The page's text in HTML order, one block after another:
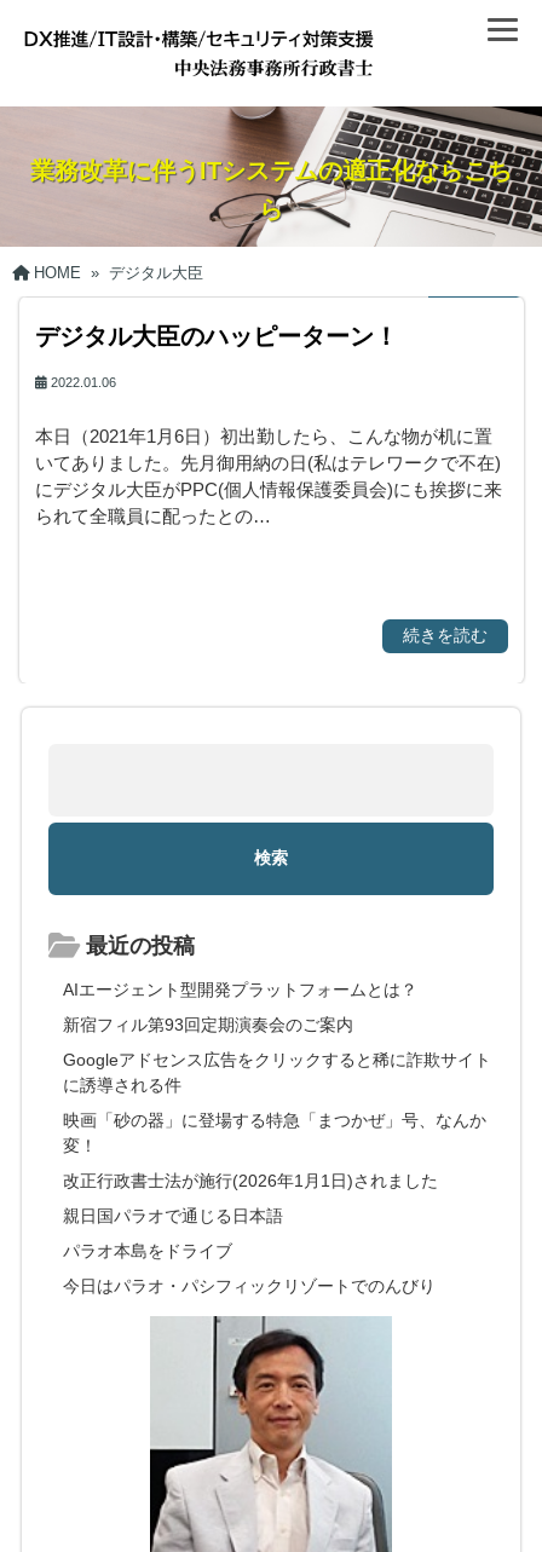
業務改革に伴うITシステムの適正化ならこち
ら
HOME » デジタル大臣
デジタル大臣のハッピーターン！
2022.01.06
本日（2021年1月6日）初出勤したら、こんな物が机に置
いてありました。先月御用納の日(私はテレワークで不在)
にデジタル大臣がPPC(個人情報保護委員会)にも挨拶に来
られて全職員に配ったとの…
続きを読む
最近の投稿
AIエージェント型開発プラットフォームとは？
新宿フィル第93回定期演奏会のご案内
Googleアドセンス広告をクリックすると稀に詐欺サイト
に誘導される件
映画「砂の器」に登場する特急「まつかぜ」号、なんか
変！
改正行政書士法が施行(2026年1月1日)されました
親日国パラオで通じる日本語
パラオ本島をドライブ
今日はパラオ・パシフィックリゾートでのんびり